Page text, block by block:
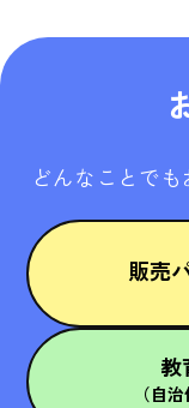
どんなことで
販売
教
（自